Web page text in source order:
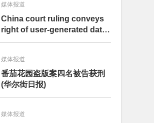
媒体报道
China court ruling conveys
right of user-generated data
to internet firms – analysis
媒体报道
番茄花园盗版案四名被告获刑
(华尔街日报)
媒体报道